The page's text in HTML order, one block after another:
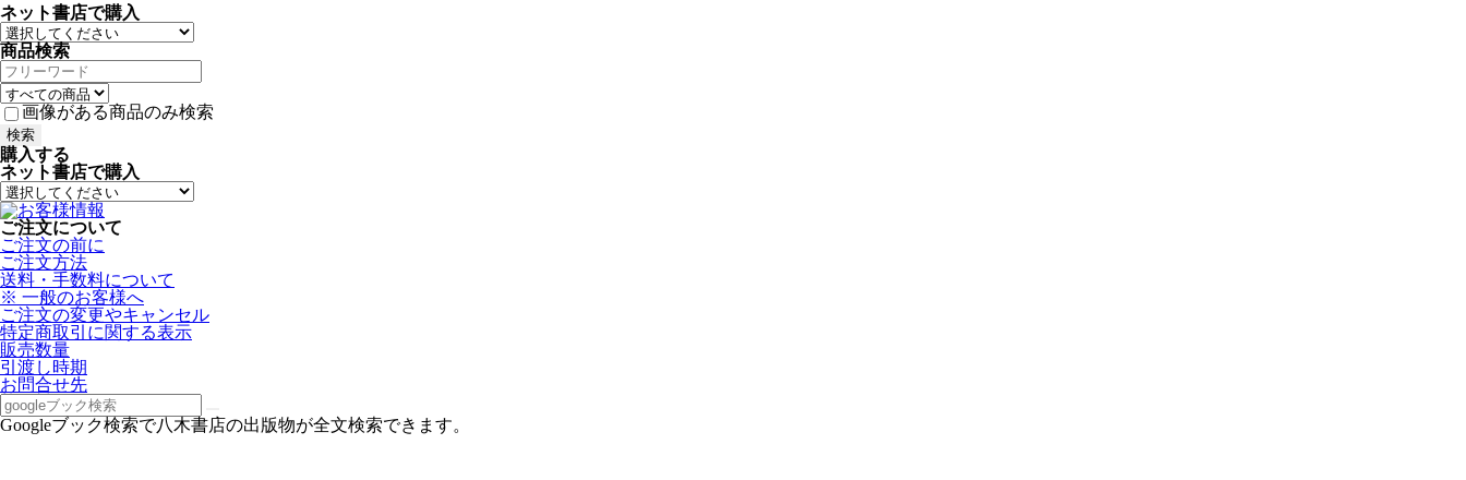
ネット書店で購入
商品検索
画像がある商品のみ検索
購入する
ネット書店で購入
ご注文について
ご注文の前に
ご注文方法
送料・手数料について
※ 一般のお客様へ
ご注文の変更やキャンセル
特定商取引に関する表示
販売数量
引渡し時期
お問合せ先
Googleブック検索で八木書店の出版物が全文検索できます。